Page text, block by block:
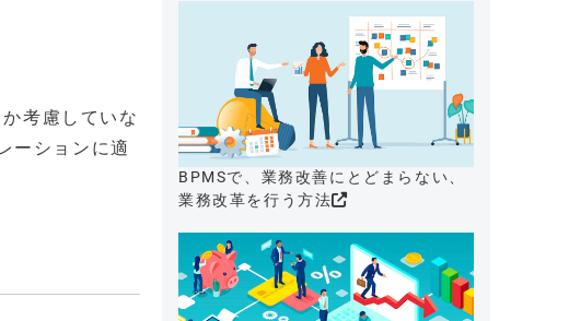
考慮していな
ーションに適
BPMSで、業務改善にとどまらない、
業務改革を行う方法